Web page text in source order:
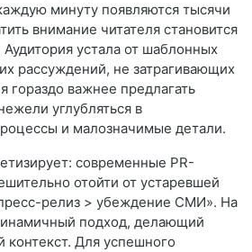
минуту появляются тысячи
внимание читателя становится
устала от шаблонных
рассуждений, не затрагивающих
гораздо важнее предлагать
углубляться в
и малозначимые детали.
современные PR-
отойти от устаревшей
релиз > убеждение СМИ». На
подход, делающий
контекст. Для успешного